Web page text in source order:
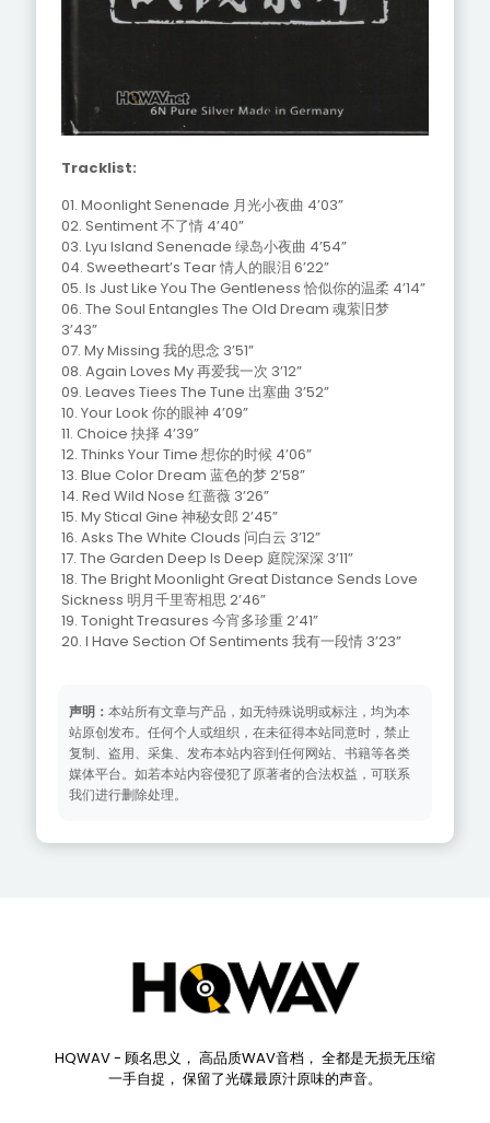
Tracklist:
01. Moonlight Senenade 月光小夜曲 4’03”
02. Sentiment 不了情 4’40”
03. Lyu Island Senenade 绿岛小夜曲 4’54”
04. Sweetheart’s Tear 情人的眼泪 6’22”
05. Is Just Like You The Gentleness 恰似你的温柔 4’14”
06. The Soul Entangles The Old Dream 魂萦旧梦
3’43”
07. My Missing 我的思念 3’51”
08. Again Loves My 再爱我一次 3’12”
09. Leaves Tiees The Tune 出塞曲 3’52”
10. Your Look 你的眼神 4’09”
11. Choice 抉择 4’39”
12. Thinks Your Time 想你的时候 4’06”
13. Blue Color Dream 蓝色的梦 2’58”
14. Red Wild Nose 红蔷薇 3’26”
15. My Stical Gine 神秘女郎 2’45”
16. Asks The White Clouds 问白云 3’12”
17. The Garden Deep Is Deep 庭院深深 3’11”
18. The Bright Moonlight Great Distance Sends Love
Sickness 明月千里寄相思 2’46”
19. Tonight Treasures 今宵多珍重 2’41”
20. I Have Section Of Sentiments 我有一段情 3’23”
声明： 本站所有文章与产品，如无特殊说明或标注，均为本
站原创发布。任何个人或组织，在未征得本站同意时，禁止
复制、盗用、采集、发布本站内容到任何网站、书籍等各类
媒体平台。如若本站内容侵犯了原著者的合法权益，可联系
我们进行删除处理。
HQWAV - 顾名思义， 高品质WAV音档， 全都是无损无压缩
一手自捉， 保留了光碟最原汁原味的声音。